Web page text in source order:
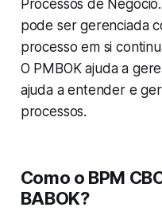
Processos de
pode ser gerenciada
processo em si
O PMBOK ajuda a
ajuda a entender e
processos.
Como o BPM
BABOK?